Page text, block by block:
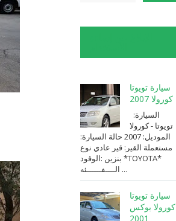
سيارة تويوتا
كورولا 2007
⁨تويوتا⁩ - ⁨كورولا⁩
الموديل: ⁨2007⁩ حالة السيارة:
⁨مستعملة⁩ القير: ⁨قير عادي⁩ نوع
الوقود: ⁨بنزين⁩ *TOYOTA*
الــــفــــــئه ...
سيارة تويوتا
كورولا بوكس
2001